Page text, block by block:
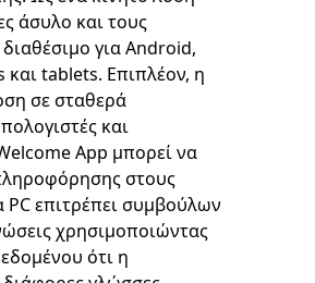
άσυλο και τους
για Android,
και tablets. Επιπλέον, η
σε σταθερά
και
App μπορεί να
στους
PC επιτρέπει συμβούλων
χρησιμοποιώντας
ότι η